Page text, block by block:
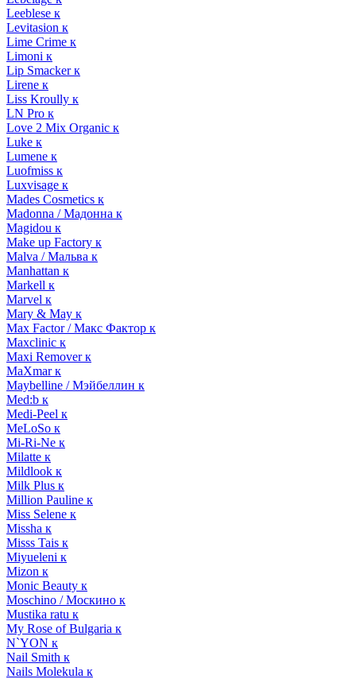
Leeblese к
Levitasion к
Lime Crime к
Limoni к
Lip Smacker к
Lirene к
Liss Kroully к
LN Pro к
Love 2 Mix Organic к
Luke к
Lumene к
Luofmiss к
Luxvisage к
Mades Cosmetics к
Madonna / Мадонна к
Magidou к
Make up Factory к
Malva / Мальва к
Manhattan к
Markell к
Marvel к
Mary & May к
Max Factor / Макс Фактор к
Maxclinic к
Maxi Remover к
MaXmar к
Maybelline / Мэйбеллин к
Med:b к
Medi-Peel к
MeLoSo к
Mi-Ri-Ne к
Milatte к
Mildlook к
Milk Plus к
Million Pauline к
Miss Selene к
Missha к
Misss Tais к
Miyueleni к
Mizon к
Monic Beauty к
Moschino / Москино к
Mustika ratu к
My Rose of Bulgaria к
N`YON к
Nail Smith к
Nails Molekula к